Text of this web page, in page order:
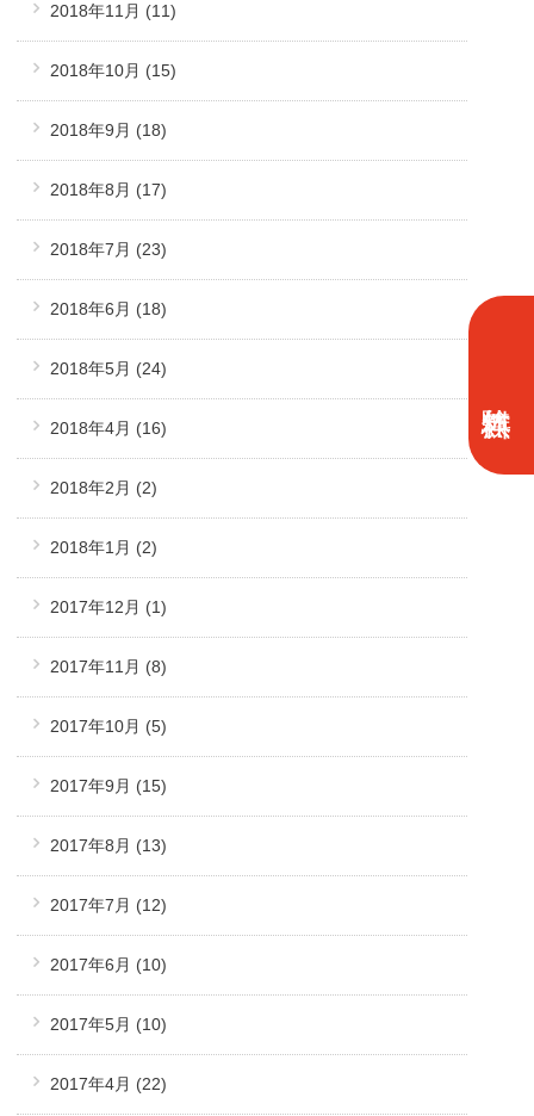
2018年11月 (11)
2018年10月 (15)
2018年9月 (18)
2018年8月 (17)
2018年7月 (23)
2018年6月 (18)
2018年5月 (24)
2018年4月 (16)
2018年2月 (2)
2018年1月 (2)
2017年12月 (1)
2017年11月 (8)
2017年10月 (5)
2017年9月 (15)
2017年8月 (13)
2017年7月 (12)
2017年6月 (10)
2017年5月 (10)
2017年4月 (22)